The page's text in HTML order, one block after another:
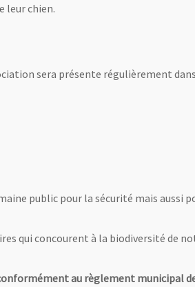
leur chien.
sera présente régulièrement
public pour la sécurité mais aussi
qui concourent à la biodiversité de
au règlement municipal